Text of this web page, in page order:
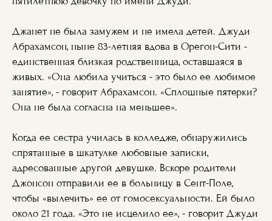
Джанет не была замужем и не имела детей. Джуди
Абрахамсон, ныне 83-летняя вдова в Орегон-Сити -
единственная близкая родственница, оставшаяся в
живых. «Она любила учиться - это было ее любимое
занятие», - говорит Абрахамсон. «Сплошные пятерки?
Она не была согласна на меньшее».
Когда ее сестра училась в колледже, обнаружились
спрятанные в шкатулке любовные записки,
адресованные другой девушке. Вскоре родители
Джонсон отправили ее в больницу в Сент-Поле,
чтобы «вылечить» ее от гомосексуальности. Ей было
около 21 года. «Это не исцелило ее», - говорит Джуди